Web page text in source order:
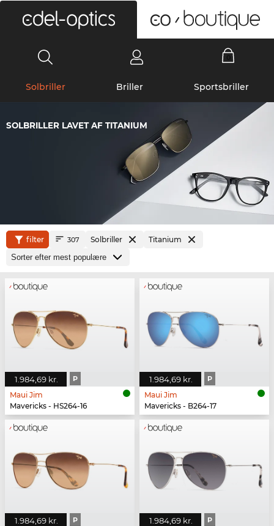
Solbriller Briller Sportsbriller
SOLBRILLER LAVET AF TITANIUM
filter 307 Solbriller Titanium
1.984,69 kr. P
Maui Jim
Mavericks - HS264-16
1.984,69 kr. P
Maui Jim
Mavericks - B264-17
1.984,69 kr. P 1.984,69 kr. P